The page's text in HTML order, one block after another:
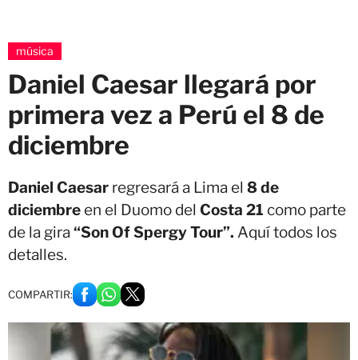
música
Daniel Caesar llegará por
primera vez a Perú el 8 de
diciembre
Daniel Caesar regresará a Lima el 8 de
diciembre en el Duomo del Costa 21 como parte
de la gira “Son Of Spergy Tour”. Aquí todos los
detalles.
COMPARTIR: